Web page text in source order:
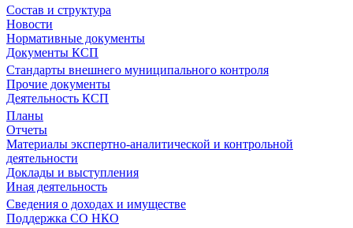
Состав и структура
Новости
Нормативные документы
Документы КСП
Стандарты внешнего муниципального контроля
Прочие документы
Деятельность КСП
Планы
Отчеты
Материалы экспертно-аналитической и контрольной
деятельности
Доклады и выступления
Иная деятельность
Сведения о доходах и имуществе
Поддержка СО НКО